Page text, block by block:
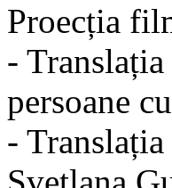
Proecția
-
persoane
-